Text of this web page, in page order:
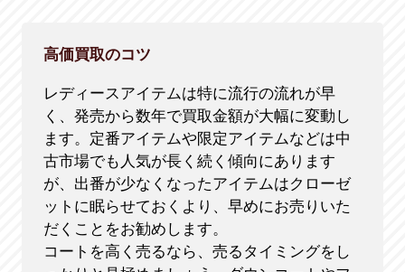
高価買取のコツ
レディースアイテムは特に流行の流れが早
く、発売から数年で買取金額が大幅に変動し
ます。定番アイテムや限定アイテムなどは中
古市場でも人気が長く続く傾向にあります
が、出番が少なくなったアイテムはクローゼ
ットに眠らせておくより、早めにお売りいた
だくことをお勧めします。
コートを高く売るなら、売るタイミングをし